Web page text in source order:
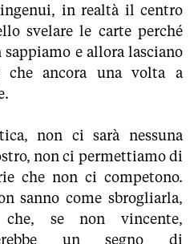
in realtà il centro
svelare le carte perché
sappiamo e allora lasciano
che ancora una volta a
non ci sarà nessuna
non ci permettiamo di
che non ci competono.
sanno come sbrogliarla,
se non vincente,
un segno di